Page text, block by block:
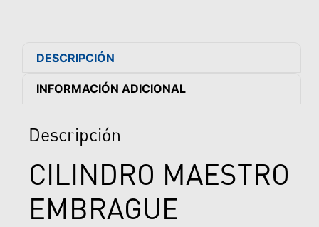
DESCRIPCIÓN
INFORMACIÓN ADICIONAL
Descripción
CILINDRO MAESTRO
EMBRAGUE